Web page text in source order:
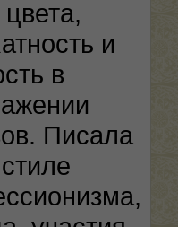
и
в
Писала